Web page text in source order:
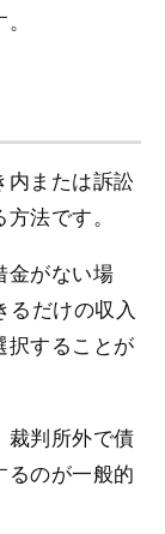
内または訴訟
法です。
金がない場
だけの収入
択することが
裁判所外で債
のが一般的